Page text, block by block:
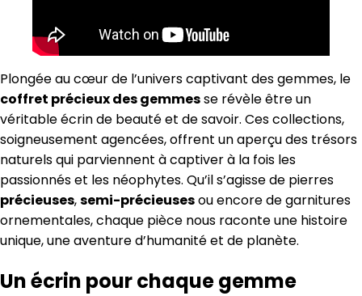
Plongée au cœur de l’univers captivant des gemmes, le
coffret précieux des gemmesse révèle être un
véritable écrin de beauté et de savoir. Ces collections,
soigneusement agencées, offrent un aperçu des trésors
naturels qui parviennent à captiver à la fois les
passionnés et les néophytes. Qu’il s’agisse de pierres
précieuses,semi-précieusesou encore de garnitures
ornementales, chaque pièce nous raconte une histoire
unique, une aventure d’humanité et de planète.
Un écrin pour chaque gemme